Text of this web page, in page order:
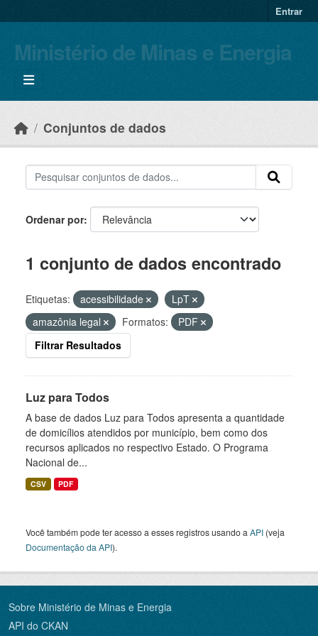
Entrar
Ministério de Minas e Energia
Conjuntos de dados
Ordenar por
1 conjunto de dados encontrado
Etiquetas: acessibilidade
LpT
amazônia legal
Formatos:
PDF
Filtrar Resultados
Luz para Todos
A base de dados Luz para Todos apresenta a quantidade
de domicílios atendidos por município, bem como dos
recursos aplicados no respectivo Estado. O Programa
Nacional de...
CSV PDF
Você também pode ter acesso a esses registros usando a API (veja
Documentação da API).
Sobre Ministério de Minas e Energia
API do CKAN